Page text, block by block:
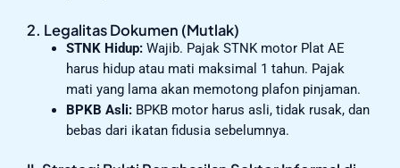
2. Legalitas Dokumen (Mutlak)
STNK Hidup:Wajib. Pajak STNK motor Plat AE
harus hidup atau mati maksimal 1 tahun. Pajak
mati yang lama akan memotong plafon pinjaman.
BPKB Asli:BPKB motor harus asli, tidak rusak, dan
bebas dari ikatan fidusia sebelumnya.